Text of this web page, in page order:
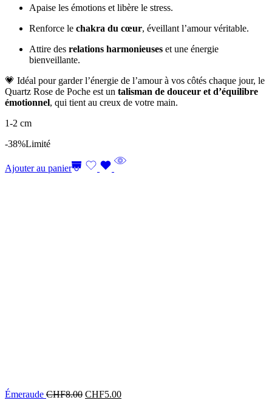
Apaise les émotions et libère le stress.
Renforce le chakra du cœur, éveillant l’amour véritable.
Attire des relations harmonieuses et une énergie
bienveillante.
💗 Idéal pour garder l’énergie de l’amour à vos côtés chaque jour, le
Quartz Rose de Poche est un talisman de douceur et d’équilibre
émotionnel, qui tient au creux de votre main.
1-2 cm
-38%Limité
Ajouter au panier
Émeraude CHF8.00 CHF5.00